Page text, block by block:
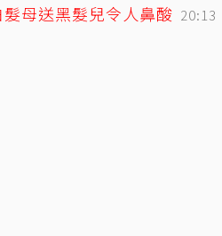
母送黑髮兒令人鼻酸 20:13